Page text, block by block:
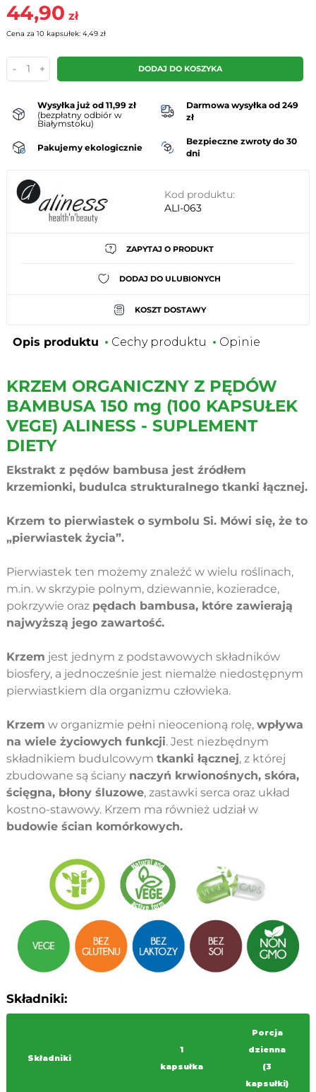
44,90 zł
Cena za 10 kapsułek: 4,49 zł
- + DODAJ DO KOSZYKA
Wysyłka już od 11,99 zł
(bezpłatny odbiór w
Białymstoku)
Darmowa wysyłka od 249
zł
Pakujemy ekologicznie
Bezpieczne zwroty do 30
dni
Kod produktu:
ALI-063
ZAPYTAJ O PRODUKT
DODAJ DO ULUBIONYCH
KOSZT DOSTAWY
Opis produktu Cechy produktu Opinie
KRZEM ORGANICZNY Z PĘDÓW
BAMBUSA 150 mg (100 KAPSUŁEK
VEGE) ALINESS - SUPLEMENT
DIETY
Ekstrakt z pędów bambusa jest źródłem
krzemionki, budulca strukturalnego tkanki łącznej.
Krzem to pierwiastek o symbolu Si. Mówi się, że to
„pierwiastek życia”.
Pierwiastek ten możemy znaleźć w wielu roślinach,
m.in. w skrzypie polnym, dziewannie, kozieradce,
pokrzywie oraz pędach bambusa, które zawierają
najwyższą jego zawartość.
Krzem jest jednym z podstawowych składników
biosfery, a jednocześnie jest niemalże niedostępnym
pierwiastkiem dla organizmu człowieka.
Krzem w organizmie pełni nieocenioną rolę, wpływa
na wiele życiowych funkcji. Jest niezbędnym
składnikiem budulcowym tkanki łącznej, z której
zbudowane są ściany naczyń krwionośnych, skóra,
ścięgna, błony śluzowe, zastawki serca oraz układ
kostno-stawowy. Krzem ma również udział w
budowie ścian komórkowych.
Składniki:
Składniki
1
kapsułka
Porcja
dzienna
(3
kapsułki)